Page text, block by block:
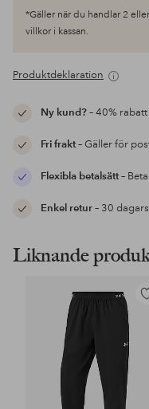
*Gäller när du handlar 2
villkor i kassan.
Produktdeklaration
Ny kund?– 40%
Fri frakt– Gäller för
Flexibla betalsätt–
Enkel retur– 30
Liknande